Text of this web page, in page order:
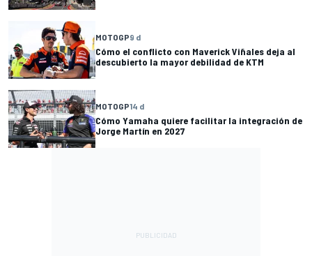
MOTOGP9 d
Cómo el conflicto con Maverick Viñales deja al
descubierto la mayor debilidad de KTM
MOTOGP14 d
Cómo Yamaha quiere facilitar la integración de
Jorge Martín en 2027